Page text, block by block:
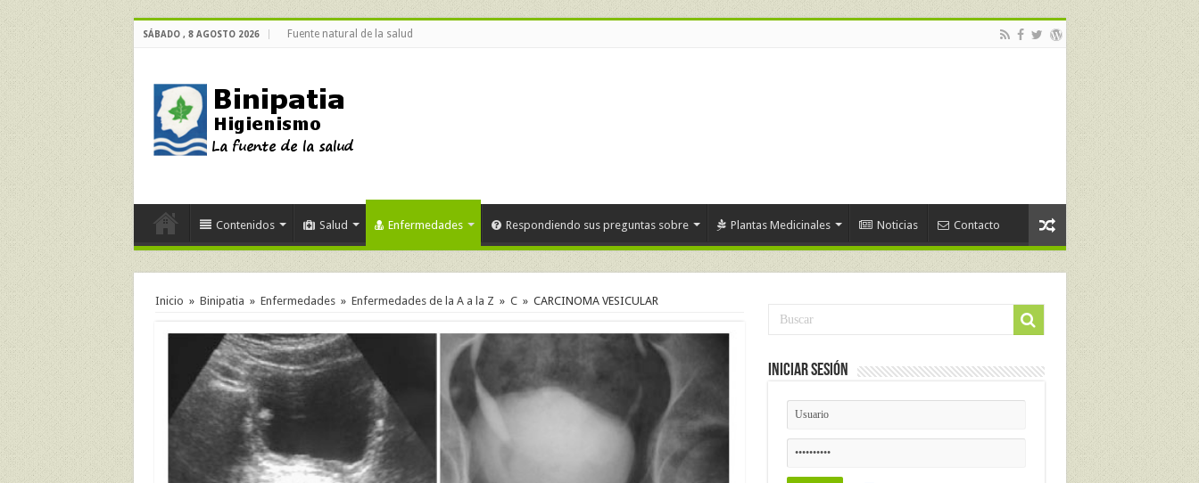
SÁBADO , 8 AGOSTO 2026 Fuente natural de la salud
Contenidos Salud Enfermedades Respondiendo sus preguntas sobre Plantas Medicinales Noticias Contacto
Inicio » Binipatia » Enfermedades » Enfermedades de la A a la Z » C » CARCINOMA VESICULAR
Iniciar Sesión